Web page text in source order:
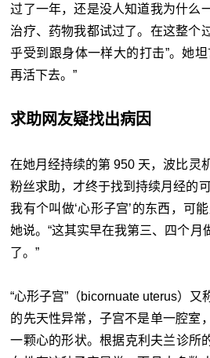
过了一年，还是没人知道我为什么
治疗、药物我都试过了。在这整个
乎受到跟身体一样大的打击”。她
再活下去。”
求助网友疑找出病因
在她月经持续的第 950 天，波比灵
粉丝求助，才终于找到持续月经的
我有个叫做‘心形子宫’的东西，可
她说。“这其实早在我第三、四个月
了。”
“心形子宫”（bicornuate uterus）
的先天性异常，子宫不是单一腔室
一颗心的形状。根据克利夫兰诊所